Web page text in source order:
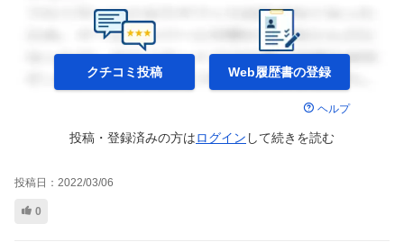
クチコミ投稿 Web履歴書の登録
ヘルプ
投稿・登録済みの方はログイン して続きを読む
投稿日： 2022/03/06
0